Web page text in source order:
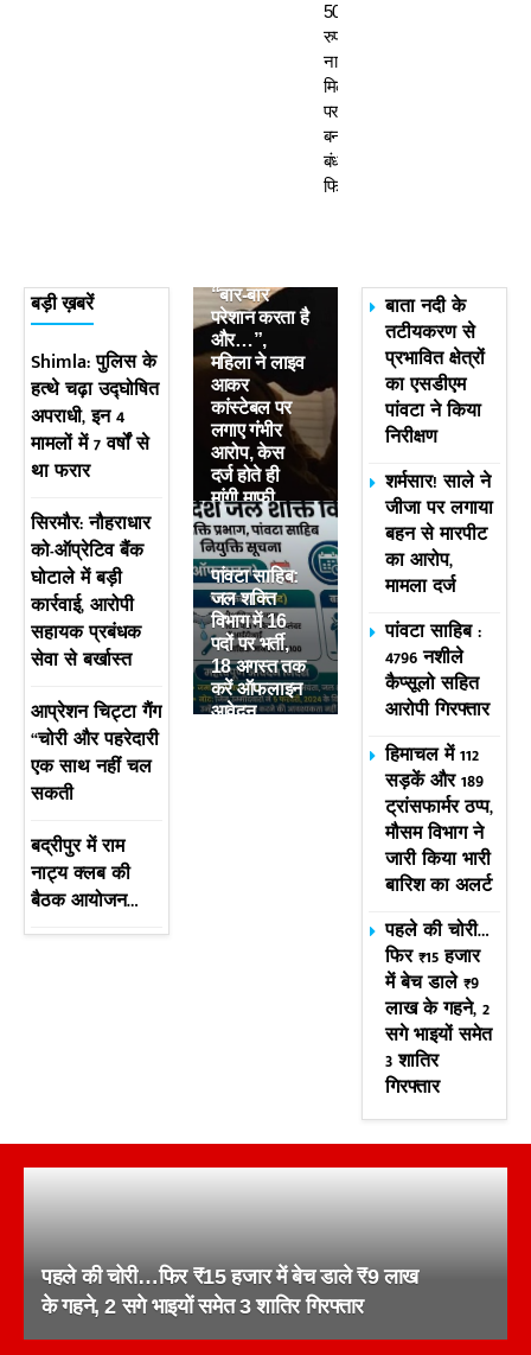
50
रुपए-
ना
मिलने
पर
बनाया
बंधक,
फिर…
बड़ी ख़बरें
Shimla: पुलिस के
हत्थे चढ़ा उद्घोषित
अपराधी, इन 4
मामलों में 7 वर्षों से
था फरार
सिरमौर: नौहराधार
को-ऑप्रेटिव बैंक
घोटाले में बड़ी
कार्रवाई, आरोपी
सहायक प्रबंधक
सेवा से बर्खास्त
आप्रेशन चिट्टा गैंग
“चोरी और पहरेदारी
एक साथ नहीं चल
सकती
बद्रीपुर में राम
नाट्य क्लब की
बैठक आयोजन…
“बार-बार
परेशान करता है
और…”,
महिला ने लाइव
आकर
कांस्टेबल पर
लगाए गंभीर
आरोप, केस
दर्ज होते ही
मांगी माफी
पांवटा साहिब:
जल शक्ति
विभाग में 16
पदों पर भर्ती,
18 अगस्त तक
करें ऑफलाइन
आवेदन
बाता नदी के
तटीयकरण से
प्रभावित क्षेत्रों
का एसडीएम
पांवटा ने किया
निरीक्षण
शर्मसार! साले ने
जीजा पर लगाया
बहन से मारपीट
का आरोप,
मामला दर्ज
पांवटा साहिब :
4796 नशीले
कैप्सूलो सहित
आरोपी गिरफ्तार
हिमाचल में 112
सड़कें और 189
ट्रांसफार्मर ठप्प,
मौसम विभाग ने
जारी किया भारी
बारिश का अलर्ट
पहले की चोरी…
फिर ₹15 हजार
में बेच डाले ₹9
लाख के गहने, 2
सगे भाइयों समेत
3 शातिर
गिरफ्तार
पहले की चोरी…फिर ₹15 हजार में बेच डाले ₹9 लाख
के गहने, 2 सगे भाइयों समेत 3 शातिर गिरफ्तार